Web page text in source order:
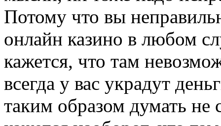
Потому что вы
онлайн казино в любом
кажется, что там
всегда у вас украдут
таким образом думать не